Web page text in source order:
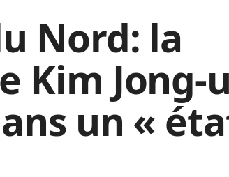
Nord: la
Kim Jong-
un «